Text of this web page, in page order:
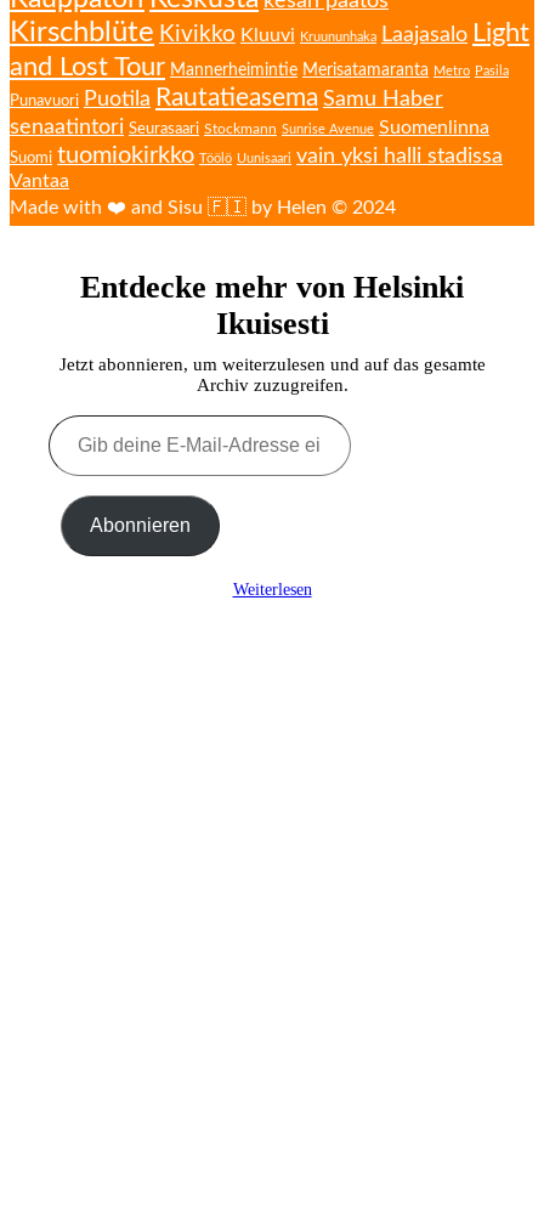
Kirschblüte Kivikko Kluuvi Kruununhaka Laajasalo Light
and Lost Tour Mannerheimintie Merisatamaranta Metro Pasila
Punavuori Puotila Rautatieasema Samu Haber
senaatintori Seurasaari Stockmann Sunrise Avenue Suomenlinna
Suomi tuomiokirkko Töölö Uunisaari vain yksi halli stadissa
Vantaa
Made with ❤️ and Sisu 🇫🇮 by Helen © 2024
Entdecke mehr von Helsinki
Ikuisesti
Jetzt abonnieren, um weiterzulesen und auf das gesamte
Archiv zuzugreifen.
Gib
deine
E-
Adresse
ein ... Abonnieren
Weiterlesen